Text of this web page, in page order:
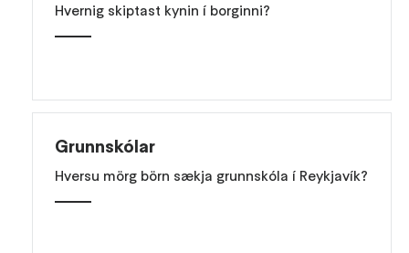
Hvernig skiptast kynin í borginni?
Grunnskólar
Hversu mörg börn sækja grunnskóla í Reykjavík?